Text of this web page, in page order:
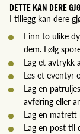
DETTE KAN DERE
I tillegg kan dere
Finn to ulike
dem. Følg
Lag et avtrykk
Les et eventyr
Lag en
avføring eller
Lag en
Lag en post til